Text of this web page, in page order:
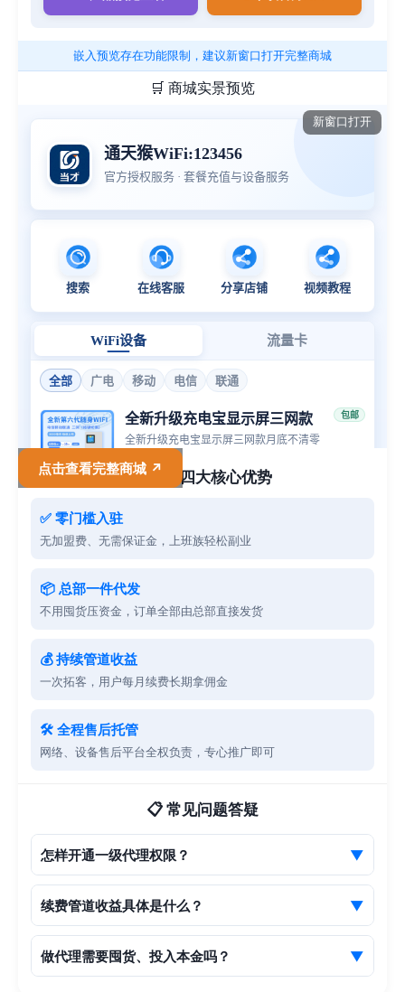
嵌入预览存在功能限制，建议新窗口打开完整商城
🛒 商城实景预览
新窗口打开
点击查看完整商城 ↗✨ 代理四大核心优势
✅ 零门槛入驻
无加盟费、无需保证金，上班族轻松副业
📦 总部一件代发
不用囤货压资金，订单全部由总部直接发货
💰 持续管道收益
一次拓客，用户每月续费长期拿佣金
🛠 全程售后托管
网络、设备售后平台全权负责，专心推广即可
📋 常见问题答疑
怎样开通一级代理权限？ ▼
注册账号填写推荐码123456，完成实名认证即可开通，解
锁50%-70%阶梯佣金权益。
续费管道收益具体是什么？ ▼
用户首次购买你赚取销售提成，后续每月流量充值续费，
你都可以持续拿到分成，属于长久被动收入。
做代理需要囤货、投入本金吗？ ▼